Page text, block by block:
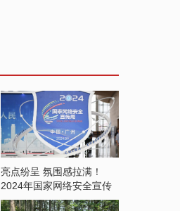
亮点纷呈 氛围感拉满！
2024年国家网络安全宣传
周开启